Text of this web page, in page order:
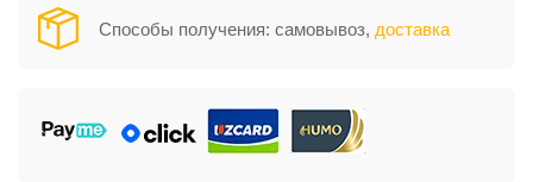
Способы получения: самовывоз, доставка